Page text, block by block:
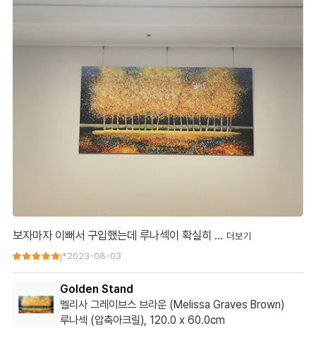
보자마자 이뻐서 구입했는데 루나섹이 확실히 …
보자마자 이뻐서 구입했는데 루나섹이 확실히 색감이 선명하네요.
사이즈 보고 압도적인 크기일 줄 알았는데 생각보다는 크지 않았습
j*2023-08-03
Golden Stand
멜리사 그레이브스 브라운 (Melissa Graves Brown)
루나섹 (압축아크릴), 120.0 x 60.0cm